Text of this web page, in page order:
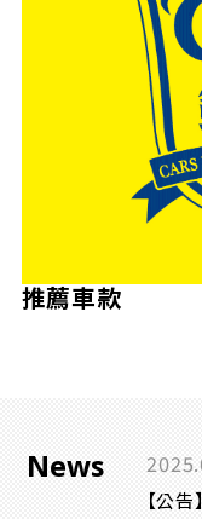
推薦車款
News
【公